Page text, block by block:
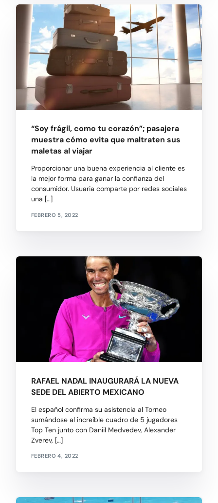
“Soy frágil, como tu corazón”; pasajera
muestra cómo evita que maltraten sus
maletas al viajar
Proporcionar una buena experiencia al cliente es
la mejor forma para ganar la confianza del
consumidor. Usuaria comparte por redes sociales
una […]
FEBRERO 5, 2022
RAFAEL NADAL INAUGURARÁ LA NUEVA
SEDE DEL ABIERTO MEXICANO
El español confirma su asistencia al Torneo
sumándose al increíble cuadro de 5 jugadores
Top Ten junto con Daniil Medvedev, Alexander
Zverev, […]
FEBRERO 4, 2022